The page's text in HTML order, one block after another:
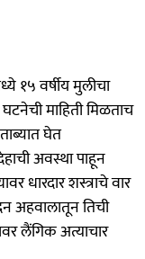
१५ वर्षीय मुलीचा
माहिती मिळताच
घेत
अवस्था पाहून
धारदार शस्त्राचे वार
अहवालातून तिची
लैंगिक अत्याचार